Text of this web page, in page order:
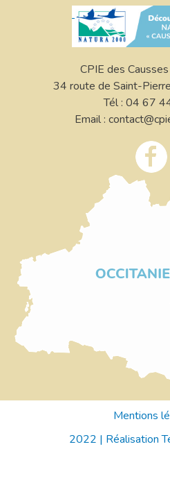
CPIE des
34 route de Saint-
Tél : 04 67
Email :
Mentions
2022 | Réalisation